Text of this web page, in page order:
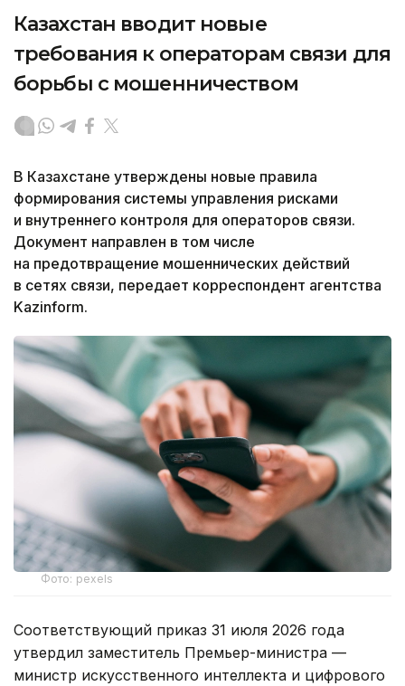
Казахстан вводит новые
требования к операторам связи для
борьбы с мошенничеством
В Казахстане утверждены новые правила
формирования системы управления рисками
и внутреннего контроля для операторов связи.
Документ направлен в том числе
на предотвращение мошеннических действий
в сетях связи, передает корреспондент агентства
Kazinform.
Фото: pexels
Соответствующий приказ 31 июля 2026 года
утвердил заместитель Премьер-министра —
министр искусственного интеллекта и цифрового